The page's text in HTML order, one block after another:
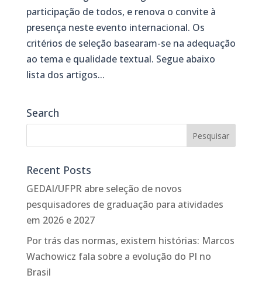
participação de todos, e renova o convite à
presença neste evento internacional. Os
critérios de seleção basearam-se na adequação
ao tema e qualidade textual. Segue abaixo
lista dos artigos...
Search
Recent Posts
GEDAI/UFPR abre seleção de novos
pesquisadores de graduação para atividades
em 2026 e 2027
Por trás das normas, existem histórias: Marcos
Wachowicz fala sobre a evolução do PI no
Brasil